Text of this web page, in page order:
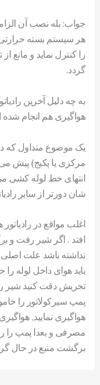
جواب: بله نصب آن
هر سیستم بسته حرارتی
را کنترل نماید و
گردد.
به چه دلیل آخرین
هواگیری هم انجام
یک موضوع متداول که
مرکزی یا پکیج) پیش می
انتهای خط لوله کشی
شان دورتر از سایر
اغلب مواقع در
افتد . اگر شیر رفت و
نداشته باشد علت اصلی
باید هوای داخل لوله
تجریش دقت کنید شیر
پمپ سیرکولاتور را
هواگیری نمایید,
مصرفی و بعدا پمپ را
برگشت منبع در حال